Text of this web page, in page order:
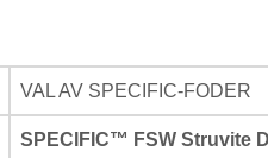
VAL AV SPECIFIC-FODER
SPECIFIC™ FSW Struvite